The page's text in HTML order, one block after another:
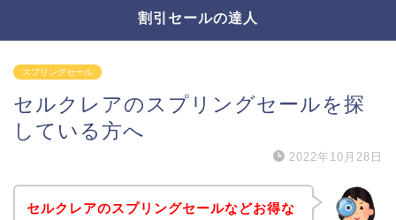
割引セールの達人
スプリングセール
セルクレアのスプリングセールを探
している方へ
2022年10月28日
セルクレアのスプリングセールなどお得な